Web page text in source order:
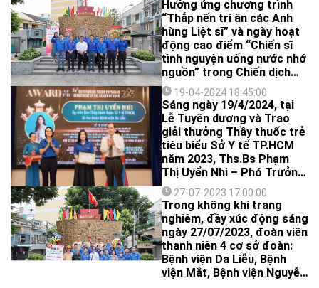
Hưởng ứng chương trình
“Thắp nến tri ân các Anh
hùng Liệt sĩ” và ngày hoạt
động cao điểm “Chiến sĩ
tình nguyện uống nước nhớ
nguồn” trong Chiến dịch
tình nguyện Kỳ nghỉ hồng
lần thứ 23 năm 2024, sáng
ngày 25/7/2024, đoàn viên
thanh niên 4 cơ sở đoàn:
Bệnh viện Da Liễu, Bệnh
viện Bình Dân, Bệnh viện Tai
Mũi Họng và Chi đoàn
Trung tâm Kiểm chuẩn Xét
nghiệm đã phối hợp cùng
Quận đoàn 3 tổ chức chuỗi
các hoạt động nhân Kỷ
niệm 77 năm Ngày Thương
binh - Liệt sỹ (27/7/1947 -
27/7/2024):
19-04-2024 18:45:00
Sáng ngày 19/4/2024, tại
Lễ Tuyên dương và Trao
giải thưởng Thầy thuốc trẻ
tiêu biểu Sở Y tế TP.HCM
năm 2023, Ths.Bs Phạm
Thị Uyển Nhi – Phó Trưởng
Phòng Kế hoạch tổng hợp,
Bí thư Đoàn cơ sở Bệnh
viện Da Liễu TP.HCM với
thành tích đạt được gồm
03 đề tài nghiên cứu khoa
học, 02 bài báo quốc tế và
01 sáng kiến, cải tiến. Là cá
nhân có sáng kiến, cải tiến
27-07-2023 17:00:00
Trong không khí trang
nghiêm, đầy xúc động sáng
ngày 27/07/2023, đoàn viên
thanh niên 4 cơ sở đoàn:
Bệnh viện Da Liễu, Bệnh
viện Mắt, Bệnh viện Nguyễn